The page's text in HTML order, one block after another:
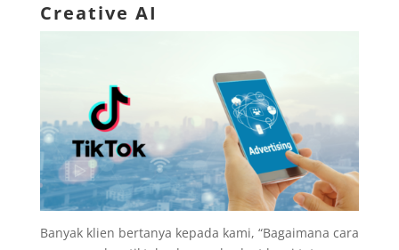
Creative AI
Banyak klien bertanya kepada kami, “Bagaimana cara